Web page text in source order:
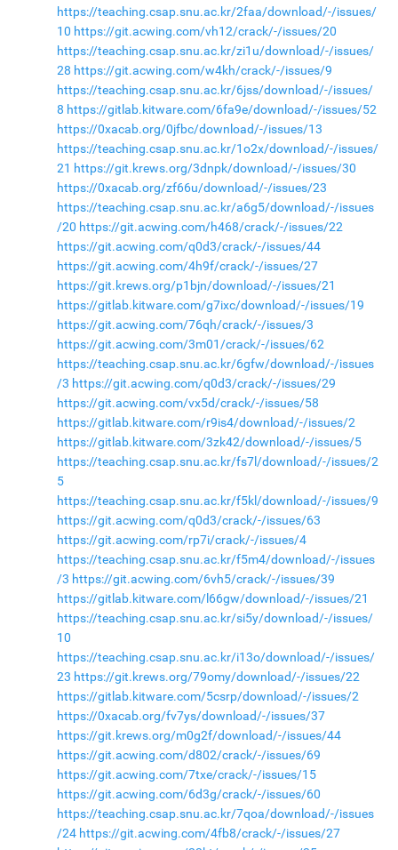
https://teaching.csap.snu.ac.kr/2faa/download/-/issues/
10 https://git.acwing.com/vh12/crack/-/issues/20
https://teaching.csap.snu.ac.kr/zi1u/download/-/issues/
28 https://git.acwing.com/w4kh/crack/-/issues/9
https://teaching.csap.snu.ac.kr/6jss/download/-/issues/
8 https://gitlab.kitware.com/6fa9e/download/-/issues/52
https://0xacab.org/0jfbc/download/-/issues/13
https://teaching.csap.snu.ac.kr/1o2x/download/-/issues/
21 https://git.krews.org/3dnpk/download/-/issues/30
https://0xacab.org/zf66u/download/-/issues/23
https://teaching.csap.snu.ac.kr/a6g5/download/-/issues
/20 https://git.acwing.com/h468/crack/-/issues/22
https://git.acwing.com/q0d3/crack/-/issues/44
https://git.acwing.com/4h9f/crack/-/issues/27
https://git.krews.org/p1bjn/download/-/issues/21
https://gitlab.kitware.com/g7ixc/download/-/issues/19
https://git.acwing.com/76qh/crack/-/issues/3
https://git.acwing.com/3m01/crack/-/issues/62
https://teaching.csap.snu.ac.kr/6gfw/download/-/issues
/3 https://git.acwing.com/q0d3/crack/-/issues/29
https://git.acwing.com/vx5d/crack/-/issues/58
https://gitlab.kitware.com/r9is4/download/-/issues/2
https://gitlab.kitware.com/3zk42/download/-/issues/5
https://teaching.csap.snu.ac.kr/fs7l/download/-/issues/2
5
https://teaching.csap.snu.ac.kr/f5kl/download/-/issues/9
https://git.acwing.com/q0d3/crack/-/issues/63
https://git.acwing.com/rp7i/crack/-/issues/4
https://teaching.csap.snu.ac.kr/f5m4/download/-/issues
/3 https://git.acwing.com/6vh5/crack/-/issues/39
https://gitlab.kitware.com/l66gw/download/-/issues/21
https://teaching.csap.snu.ac.kr/si5y/download/-/issues/
10
https://teaching.csap.snu.ac.kr/i13o/download/-/issues/
23 https://git.krews.org/79omy/download/-/issues/22
https://gitlab.kitware.com/5csrp/download/-/issues/2
https://0xacab.org/fv7ys/download/-/issues/37
https://git.krews.org/m0g2f/download/-/issues/44
https://git.acwing.com/d802/crack/-/issues/69
https://git.acwing.com/7txe/crack/-/issues/15
https://git.acwing.com/6d3g/crack/-/issues/60
https://teaching.csap.snu.ac.kr/7qoa/download/-/issues
/24 https://git.acwing.com/4fb8/crack/-/issues/27